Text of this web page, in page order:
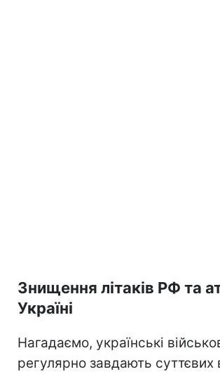
Знищення літаків РФ та
Україні
Нагадаємо, українські
регулярно завдають суттєвих